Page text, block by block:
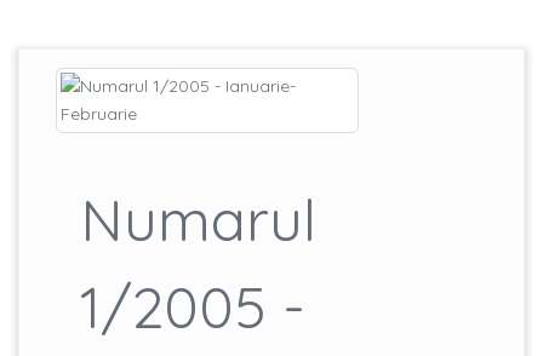
Numarul
1/2005 -